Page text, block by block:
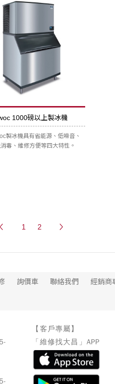
1000磅以上製冰機
製冰機具有省能源、低噪音、
毒、維修方便等四大特性。
1 2
詢價車 聯絡我們 經銷商
【客戶專屬】
「維修找大昌」APP